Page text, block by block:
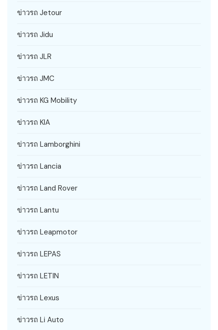
ข่าวรถ Jetour
ข่าวรถ Jidu
ข่าวรถ JLR
ข่าวรถ JMC
ข่าวรถ KG Mobility
ข่าวรถ KIA
ข่าวรถ Lamborghini
ข่าวรถ Lancia
ข่าวรถ Land Rover
ข่าวรถ Lantu
ข่าวรถ Leapmotor
ข่าวรถ LEPAS
ข่าวรถ LETIN
ข่าวรถ Lexus
ข่าวรถ Li Auto